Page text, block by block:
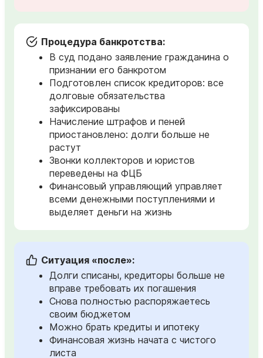
Процедура банкротства:
В суд подано заявление гражданина о
признании его банкротом
Подготовлен список кредиторов: все
долговые обязательства
зафиксированы
Начисление штрафов и пеней
приостановлено: долги больше не
растут
Звонки коллекторов и юристов
переведены на ФЦБ
Финансовый управляющий управляет
всеми денежными поступлениями и
выделяет деньги на жизнь
Ситуация «после»:
Долги списаны, кредиторы больше не
вправе требовать их погашения
Снова полностью распоряжаетесь
своим бюджетом
Можно брать кредиты и ипотеку
Финансовая жизнь начата с чистого
листа